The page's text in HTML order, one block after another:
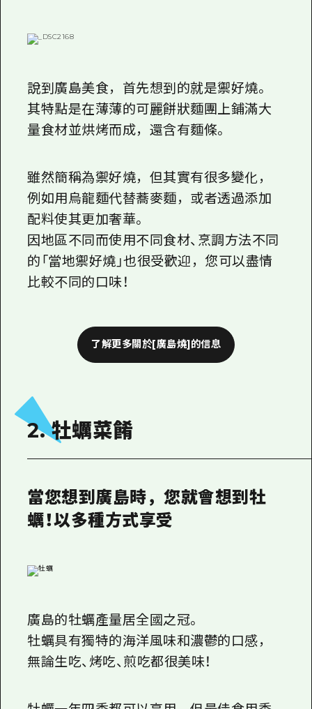
說到廣島美食，首先想到的就是禦好燒。
其特點是在薄薄的可麗餅狀麵團上鋪滿大
量食材並烘烤而成，還含有麵條。
雖然簡稱為禦好燒，但其實有很多變化，
例如用烏龍麵代替蕎麥麵，或者透過添加
配料使其更加奢華。
因地區不同而使用不同食材、烹調方法不同
的「當地禦好燒」也很受歡迎，您可以盡情
比較不同的口味！
了解更多關於[廣島燒]的信息
2. 牡蠣菜餚
當您想到廣島時，您就會想到牡
蠣！以多種方式享受
廣島的牡蠣產量居全國之冠。
牡蠣具有獨特的海洋風味和濃鬱的口感，
無論生吃、烤吃、煎吃都很美味！